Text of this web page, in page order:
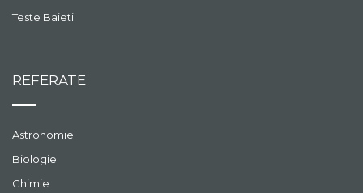
Teste Baieti
REFERATE
Astronomie
Biologie
Chimie